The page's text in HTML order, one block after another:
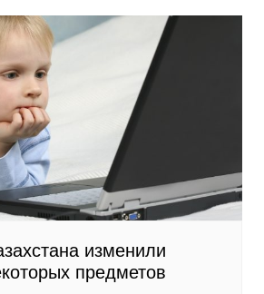
изменили
предметов